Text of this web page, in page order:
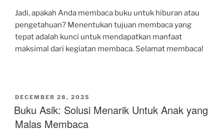
Jadi, apakah Anda membaca buku untuk hiburan atau
pengetahuan? Menentukan tujuan membaca yang
tepat adalah kunci untuk mendapatkan manfaat
maksimal dari kegiatan membaca. Selamat membaca!
POSTED
ON
DECEMBER 28, 2025
Buku Asik: Solusi Menarik Untuk Anak yang
Malas Membaca